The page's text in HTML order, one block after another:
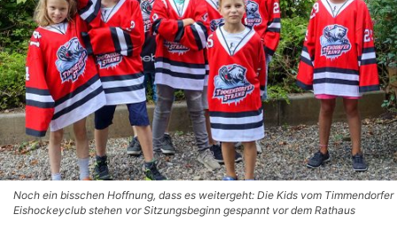
Noch ein bisschen Hoffnung, dass es weitergeht: Die Kids vom Timmendorfer
Eishockeyclub stehen vor Sitzungsbeginn gespannt vor dem Rathaus